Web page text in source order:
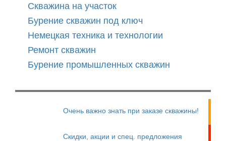
Скважина на участок
Бурение скважин под ключ
Немецкая техника и технологии
Ремонт скважин
Бурение промышленных скважин
Очень важно знать при заказе скважины!
Скидки, акции и спец. предложения